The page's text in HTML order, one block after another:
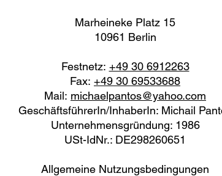
Marheineke Platz 15
10961 Berlin
Festnetz: +49 30 6912263
Fax: +49 30 69533688
Mail: michaelpantos@yahoo.com
GeschäftsführerIn/InhaberIn: Michail
Unternehmensgründung: 1986
USt-IdNr.: DE298260651
Allgemeine Nutzungsbedingungen